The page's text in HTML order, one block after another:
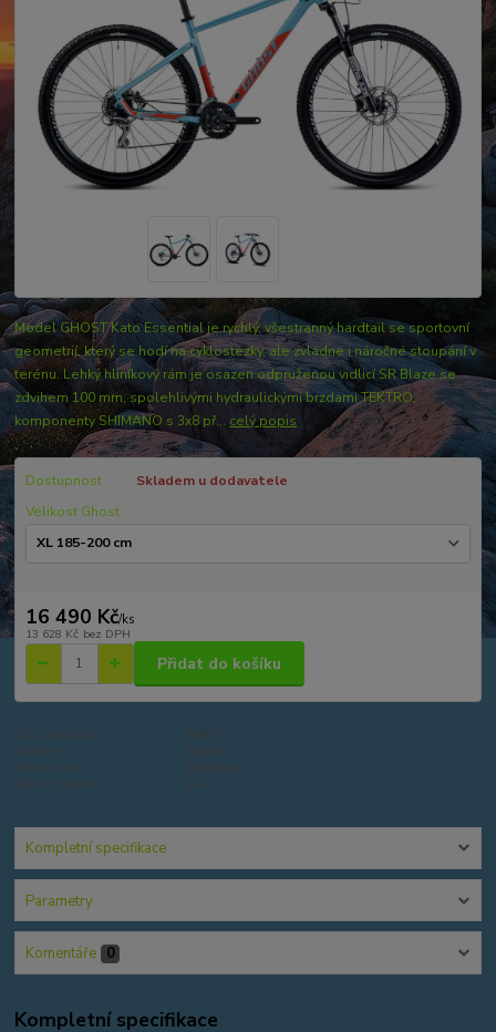
Model GHOST Kato Essential je rychlý, všestranný hardtail se sportovní
geometrií, který se hodí na cyklostezky, ale zvládne i náročné stoupání v
terénu. Lehký hliníkový rám je osazen odpruženou vidlicí SR Blaze se
zdvihem 100 mm, spolehlivými hydraulickými brzdami TEKTRO,
komponenty SHIMANO s 3x8 př... celý popis
Dostupnost
Skladem u dodavatele
Velikost Ghost
16 490 Kč/ks
13 628 Kč bez DPH
Přidat do košíku
Kompletní specifikace
Parametry
Komentáře 0
Kompletní specifikace